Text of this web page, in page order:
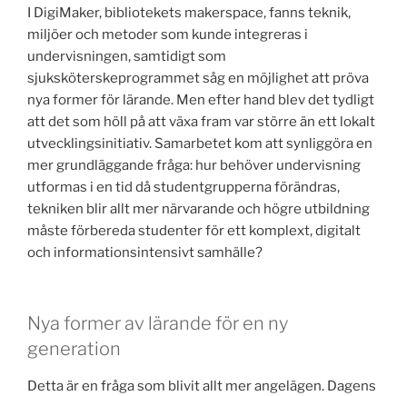
I DigiMaker, bibliotekets makerspace, fanns teknik,
miljöer och metoder som kunde integreras i
undervisningen, samtidigt som
sjuksköterskeprogrammet såg en möjlighet att pröva
nya former för lärande. Men efter hand blev det tydligt
att det som höll på att växa fram var större än ett lokalt
utvecklingsinitiativ. Samarbetet kom att synliggöra en
mer grundläggande fråga: hur behöver undervisning
utformas i en tid då studentgrupperna förändras,
tekniken blir allt mer närvarande och högre utbildning
måste förbereda studenter för ett komplext, digitalt
och informationsintensivt samhälle?
Nya former av lärande för en ny
generation
Detta är en fråga som blivit allt mer angelägen. Dagens